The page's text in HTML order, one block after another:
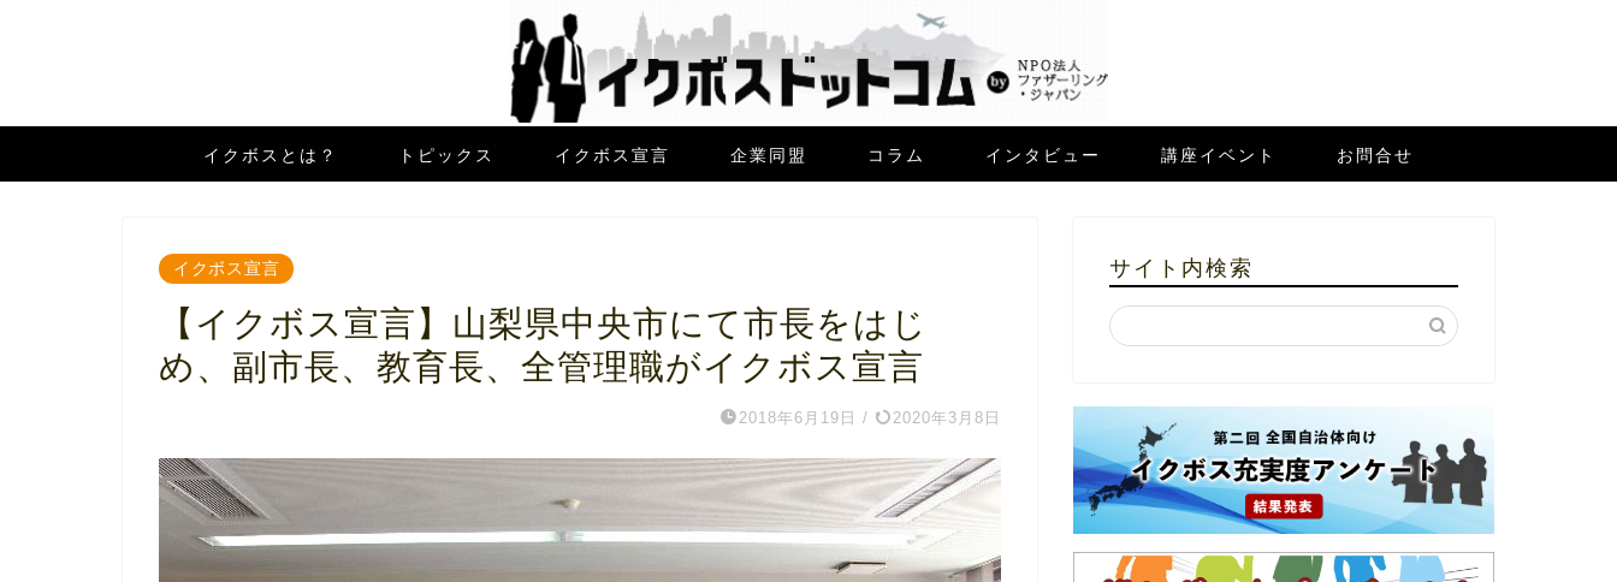
イクボスとは？ トピックス イクボス宣言 企業同盟 コラム インタビュー 講座イベント お問合せ
イクボス宣言
【イクボス宣言】山梨県中央市にて市長をはじ
め、副市長、教育長、全管理職がイクボス宣言
2018年6月19日 / 2020年3月8日
サイト内検索